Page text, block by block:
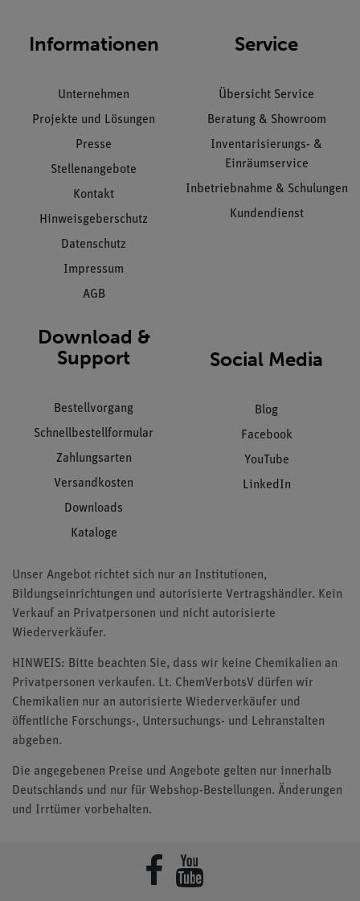
Informationen
Unternehmen
Projekte und Lösungen
Presse
Stellenangebote
Kontakt
Hinweisgeberschutz
Datenschutz
Impressum
AGB
Service
Übersicht Service
Beratung & Showroom
Inventarisierungs- &
Einräumservice
Inbetriebnahme & Schulungen
Kundendienst
Download &
Support
Bestellvorgang
Schnellbestellformular
Zahlungsarten
Versandkosten
Downloads
Kataloge
Social Media
Blog
Facebook
YouTube
LinkedIn
Unser Angebot richtet sich nur an Institutionen,
Bildungseinrichtungen und autorisierte Vertragshändler. Kein
Verkauf an Privatpersonen und nicht autorisierte
Wiederverkäufer.
HINWEIS: Bitte beachten Sie, dass wir keine Chemikalien an
Privatpersonen verkaufen. Lt. ChemVerbotsV dürfen wir
Chemikalien nur an autorisierte Wiederverkäufer und
öffentliche Forschungs-, Untersuchungs- und Lehranstalten
abgeben.
Die angegebenen Preise und Angebote gelten nur innerhalb
Deutschlands und nur für Webshop-Bestellungen. Änderungen
und Irrtümer vorbehalten.